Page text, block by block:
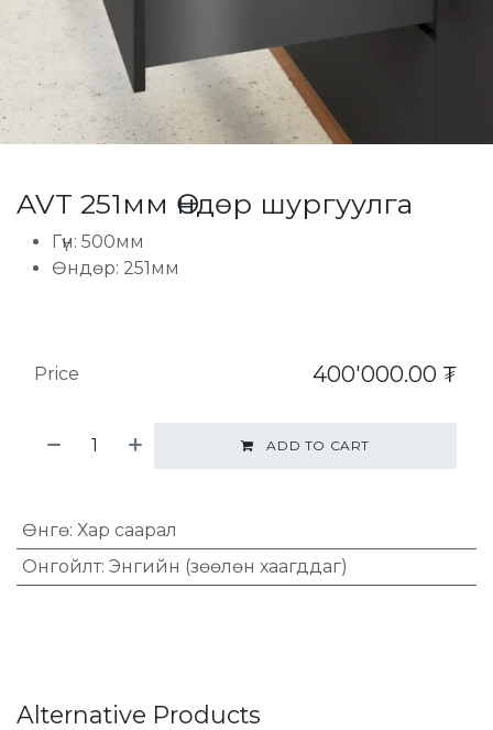
AVT 251мм Өндөр шургуулга
Гүн: 500мм
Өндөр: 251мм
ADD TO CART
Price 400'000.00 ₮
Өнгө: Хар саарал
Онгойлт: Энгийн (зөөлөн хаагддаг)
Alternative Products